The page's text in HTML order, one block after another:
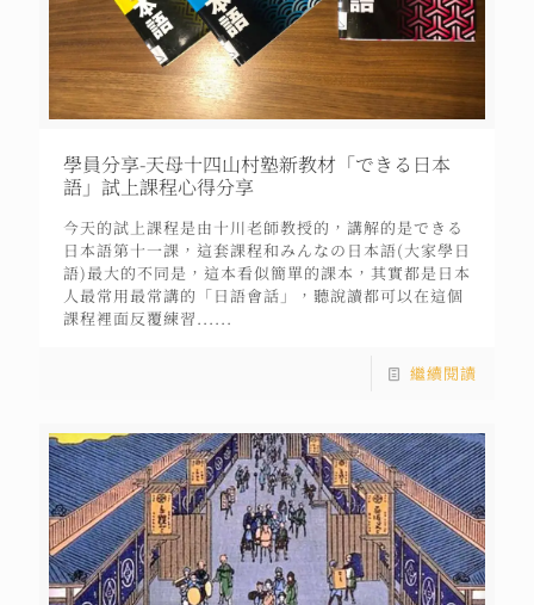
學員分享-天母十四山村塾新教材「できる日本
語」試上課程心得分享
今天的試上課程是由十川老師教授的，講解的是できる
日本語第十一課，這套課程和みんなの日本語(大家學日
語)最大的不同是，這本看似簡單的課本，其實都是日本
人最常用最常講的「日語會話」，聽說讀都可以在這個
課程裡面反覆練習......
繼續閱讀